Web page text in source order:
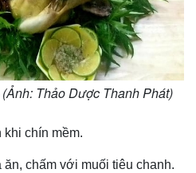
Thị trường
Giá vàng
Chứng khoán
Thảo Dược Thanh Phát)
khi chín mềm.
chấm với muối tiêu chanh.